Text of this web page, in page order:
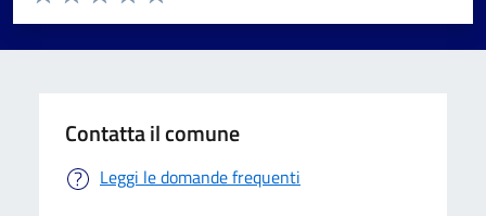
Valuta 5 stelle su 5
Valuta 4 stelle su 5
Valuta 3 stelle su 5
Valuta 2 stelle su 5
Valuta 1 stelle su 5
Contatta il comune
Leggi le domande frequenti